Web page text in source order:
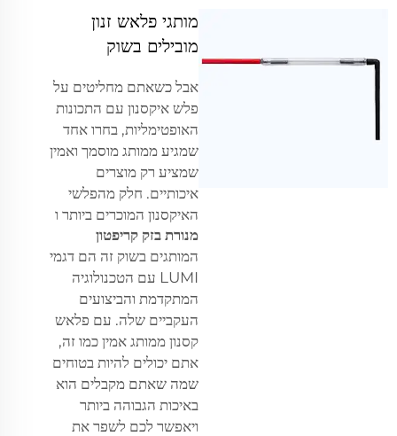
מותגי פלאש זנון
מובילים בשוק
אבל כשאתם מחליטים על
פלש איקסנון עם התכונות
האופטימליות, בחרו אחד
שמגיע ממותג מוסמך ואמין
שמציע רק מוצרים
איכותיים. חלק מהפלשי
האיקסנון המוכרים ביותר ו
מנורת בזק קריפטון
המותגים בשוק זה הם דגמי
LUMI עם הטכנולוגיה
המתקדמת והביצועים
העקביים שלה. עם פלאש
קסנון ממותג אמין כמו זה,
אתם יכולים להיות בטוחים
שמה שאתם מקבלים הוא
באיכות הגבוהה ביותר
ויאפשר לכם לשפר את